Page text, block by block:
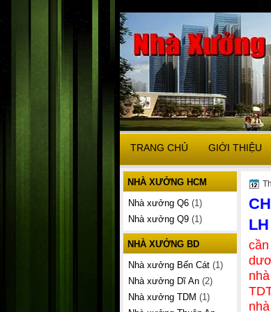
TRANG CHỦ GIỚI THIỆU
NHÀ XƯỞNG HCM
Nhà xưởng Q6 (1)
Nhà xưởng Q9 (1)
NHÀ XƯỞNG BD
Nhà xưởng Bến Cát (1)
Nhà xưởng Dĩ An (2)
Nhà xưởng TDM (1)